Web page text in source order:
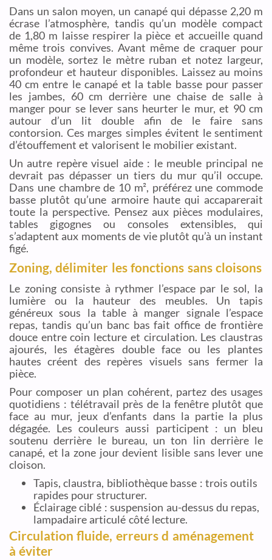
Dans un salon moyen, un canapé qui dépasse 2,20 m
écrase l’atmosphère, tandis qu’un modèle compact
de 1,80 m laisse respirer la pièce et accueille quand
même trois convives. Avant même de craquer pour
un modèle, sortez le mètre ruban et notez largeur,
profondeur et hauteur disponibles. Laissez au moins
40 cm entre le canapé et la table basse pour passer
les jambes, 60 cm derrière une chaise de salle à
manger pour se lever sans heurter le mur, et 90 cm
autour d’un lit double afin de le faire sans
contorsion. Ces marges simples évitent le sentiment
d’étouffement et valorisent le mobilier existant.
Un autre repère visuel aide : le meuble principal ne
devrait pas dépasser un tiers du mur qu’il occupe.
Dans une chambre de 10 m², préférez une commode
basse plutôt qu’une armoire haute qui accaparerait
toute la perspective. Pensez aux pièces modulaires,
tables gigognes ou consoles extensibles, qui
s’adaptent aux moments de vie plutôt qu’à un instant
figé.
Zoning, délimiter les fonctions sans cloisons
Le zoning consiste à rythmer l’espace par le sol, la
lumière ou la hauteur des meubles. Un tapis
généreux sous la table à manger signale l’espace
repas, tandis qu’un banc bas fait office de frontière
douce entre coin lecture et circulation. Les claustras
ajourés, les étagères double face ou les plantes
hautes créent des repères visuels sans fermer la
pièce.
Pour composer un plan cohérent, partez des usages
quotidiens : télétravail près de la fenêtre plutôt que
face au mur, jeux d’enfants dans la partie la plus
dégagée. Les couleurs aussi participent : un bleu
soutenu derrière le bureau, un ton lin derrière le
canapé, et la zone jour devient lisible sans lever une
cloison.
Tapis, claustra, bibliothèque basse : trois outils
rapides pour structurer.
Éclairage ciblé : suspension au-dessus du repas,
lampadaire articulé côté lecture.
Circulation fluide, erreurs d aménagement
à éviter